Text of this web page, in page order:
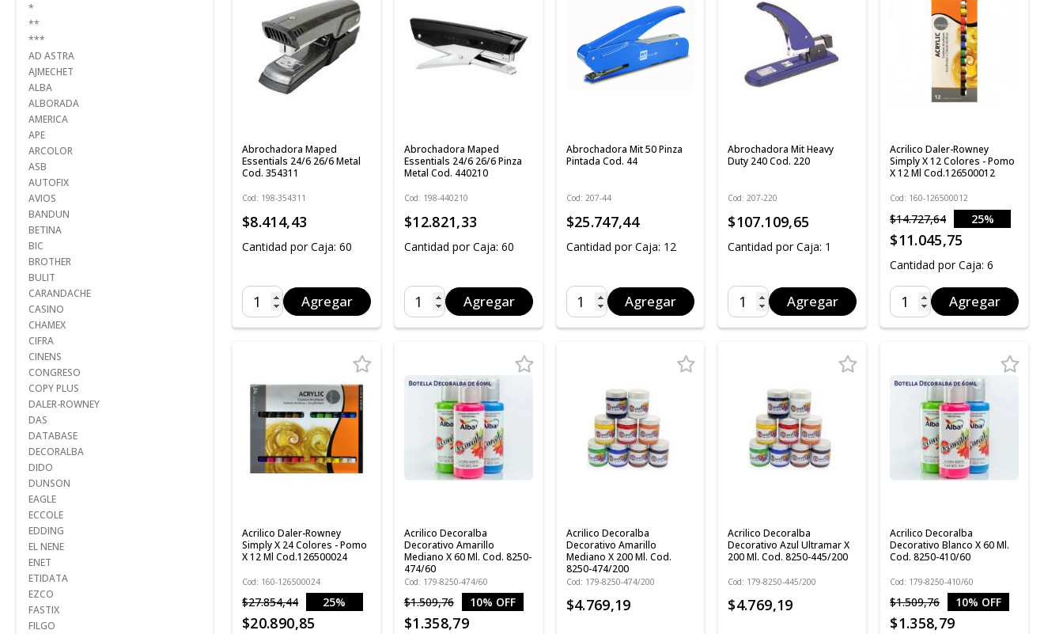
*
**
***
AD ASTRA
AJMECHET
ALBA
ALBORADA
AMERICA
APE
ARCOLOR
ASB
AUTOFIX
AVIOS
BANDUN
BETINA
BIC
BROTHER
BULIT
CARANDACHE
CASINO
CHAMEX
CIFRA
CINENS
CONGRESO
COPY PLUS
DALER-ROWNEY
DAS
DATABASE
DECORALBA
DIDO
DUNSON
EAGLE
ECCOLE
EDDING
EL NENE
ENET
ETIDATA
EZCO
FASTIX
FILGO
Abrochadora Maped
Essentials 24/6 26/6 Metal
Cod. 354311
Cod: 198-354311
$8.414,43
Cantidad por Caja: 60
Agregar
Abrochadora Maped
Essentials 24/6 26/6 Pinza
Metal Cod. 440210
Cod: 198-440210
$12.821,33
Cantidad por Caja: 60
Agregar
Abrochadora Mit 50 Pinza
Pintada Cod. 44
Cod: 207-44
$25.747,44
Cantidad por Caja: 12
Agregar
Abrochadora Mit Heavy
Duty 240 Cod. 220
Cod: 207-220
$107.109,65
Cantidad por Caja: 1
Agregar
Acrilico Daler-Rowney
Simply X 12 Colores - Pomo
X 12 Ml Cod.126500012
Cod: 160-126500012
$14.727,64
25%
$11.045,75
Cantidad por Caja: 6
Agregar
Acrilico Daler-Rowney
Simply X 24 Colores - Pomo
X 12 Ml Cod.126500024
Cod: 160-126500024
$27.854,44
25%
$20.890,85
Acrilico Decoralba
Decorativo Amarillo
Mediano X 60 Ml. Cod. 8250-
474/60
Cod: 179-8250-474/60
$1.509,76 10% OFF
$1.358,79
Acrilico Decoralba
Decorativo Amarillo
Mediano X 200 Ml. Cod.
8250-474/200
Cod: 179-8250-474/200
$4.769,19
Acrilico Decoralba
Decorativo Azul Ultramar X
200 Ml. Cod. 8250-445/200
Cod: 179-8250-445/200
$4.769,19
Acrilico Decoralba
Decorativo Blanco X 60 Ml.
Cod. 8250-410/60
Cod: 179-8250-410/60
$1.509,76 10% OFF
$1.358,79